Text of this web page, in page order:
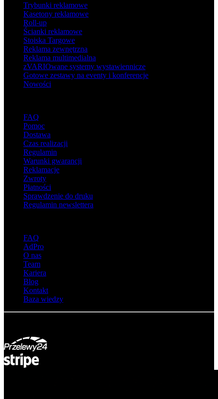
Trybunki reklamowe
Kasetony reklamowe
Roll-up
Ścianki reklamowe
Stoiska Targowe
Reklama zewnętrzna
Reklama multimedialna
zVARIOwane systemy wystawiennicze
Gotowe zestawy na eventy i konferencje
Nowości
FAQ
Pomoc
Dostawa
Czas realizacji
Regulamin
Warunki gwarancji
Reklamacje
Zwroty
Płatności
Sprawdzenie do druku
Regulamin newslettera
FAQ
AdPro
O nas
Team
Kariera
Blog
Kontakt
Baza wiedzy